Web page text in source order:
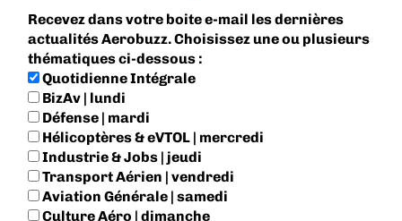
Recevez dans votre boite e-mail les dernières
actualités Aerobuzz. Choisissez une ou plusieurs
thématiques ci-dessous :
Quotidienne Intégrale
BizAv | lundi
Défense | mardi
Hélicoptères & eVTOL | mercredi
Industrie & Jobs | jeudi
Transport Aérien | vendredi
Aviation Générale | samedi
Culture Aéro | dimanche